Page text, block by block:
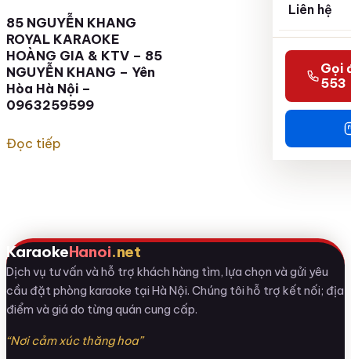
Liên hệ
Gọi
553
85 NGUYỄN KHANG
ROYAL KARAOKE
HOÀNG GIA & KTV – 85
NGUYỄN KHANG – Yên
Hòa Hà Nội –
0963259599
Đọc tiếp
KaraokeHanoi.net
Dịch vụ tư vấn và hỗ trợ khách hàng tìm, lựa chọn và gửi yêu
cầu đặt phòng karaoke tại Hà Nội. Chúng tôi hỗ trợ kết nối; địa
điểm và giá do từng quán cung cấp.
“Nơi cảm xúc thăng hoa”